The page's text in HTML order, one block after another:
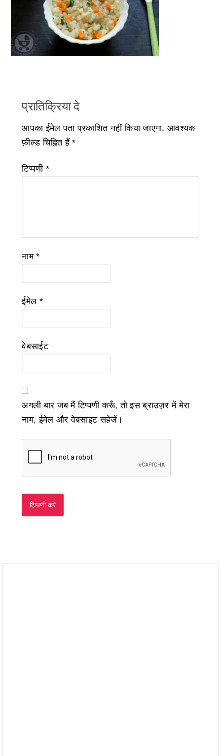
प्रातिक्रिया दे
आपका ईमेल पता प्रकाशित नहीं किया जाएगा. आवश्यक
फ़ील्ड चिह्नित हैं*
टिप्पणी *
नाम*
ईमेल *
वेबसाईट
अगली बार जब मैं टिप्पणी करूँ, तो इस ब्राउज़र में मेरा
नाम, ईमेल और वेबसाइट सहेजें।